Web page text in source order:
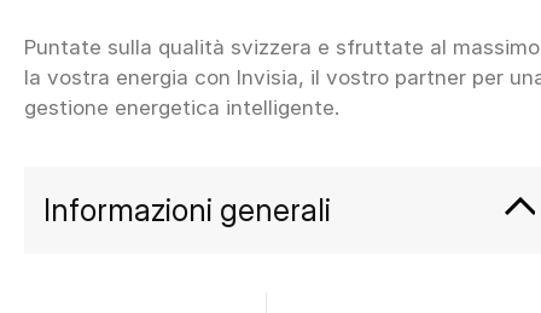
Puntate sulla qualità svizzera e sfruttate al massimo
la vostra energia con Invisia, il vostro partner per
Informazioni generali